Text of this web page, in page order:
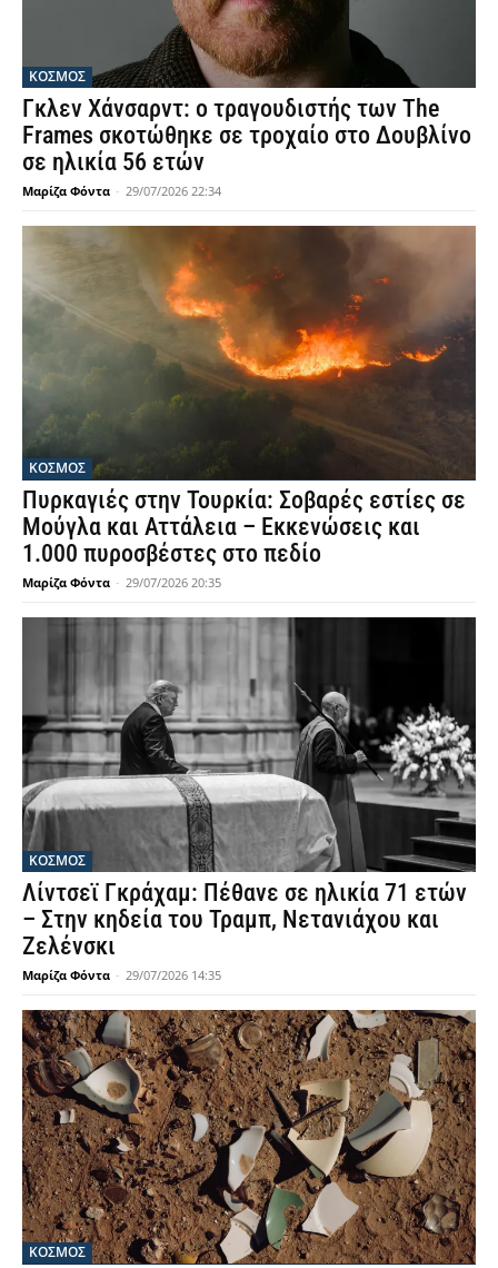
ΚΟΣΜΟΣ
Γκλεν Χάνσαρντ: ο τραγουδιστής των The
Frames σκοτώθηκε σε τροχαίο στο Δουβλίνο
σε ηλικία 56 ετών
Μαρίζα Φόντα - 29/07/2026 22:34
ΚΟΣΜΟΣ
Πυρκαγιές στην Τουρκία: Σοβαρές εστίες σε
Μούγλα και Αττάλεια – Εκκενώσεις και
1.000 πυροσβέστες στο πεδίο
Μαρίζα Φόντα - 29/07/2026 20:35
ΚΟΣΜΟΣ
Λίντσεϊ Γκράχαμ: Πέθανε σε ηλικία 71 ετών
– Στην κηδεία του Τραμπ, Νετανιάχου και
Ζελένσκι
Μαρίζα Φόντα - 29/07/2026 14:35
ΚΟΣΜΟΣ